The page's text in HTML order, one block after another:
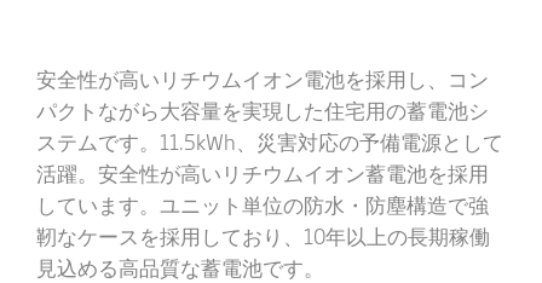
安全性が高いリチウムイオン電池を採用し、コン
パクトながら大容量を実現した住宅用の蓄電池シ
ステムです。11.5kWh、災害対応の予備電源として
活躍。安全性が高いリチウムイオン蓄電池を採用
しています。ユニット単位の防水・防塵構造で強
靭なケースを採用しており、10年以上の長期稼働
見込める高品質な蓄電池です。